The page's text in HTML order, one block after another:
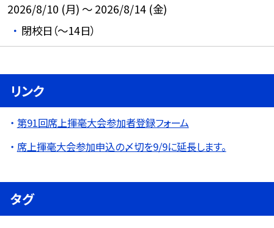
2026/8/10 (月) ～ 2026/8/14 (金)
閉校日（～14日）
リンク
第91回席上揮毫大会参加者登録フォーム
席上揮毫大会参加申込の〆切を9/9に延長します。
タグ